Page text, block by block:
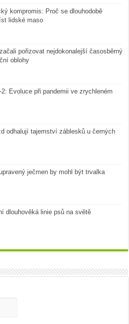
kompromis: Proč se dlouhodobě
lidské maso
pořizovat nejdokonalejší časosběrný
oblohy
2: Evoluce při pandemii ve zrychleném
odhalují tajemství záblesků u černých
ječmen by mohl být trvalka
dlouhověká linie psů na světě